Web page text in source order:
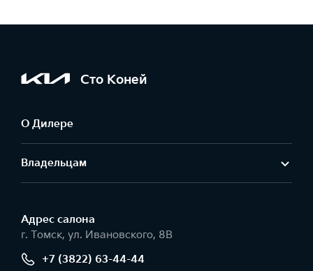
Сто Коней
О Дилере
Владельцам
Адрес салонa
г. Томск, ул. Ивановского, 8В
+7 (3822) 63-44-44